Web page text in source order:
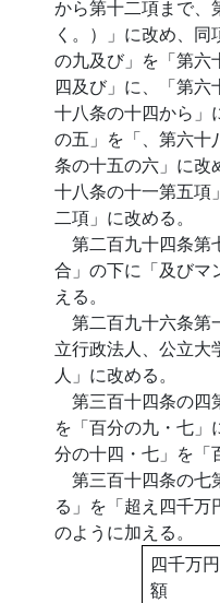
から第十二項まで、
く。）」に改め、
の九及び」を「第六
四及び」に、「第
十八条の十四から」
の五」を「、第六十
条の十五の六」に改
十八条の十一第五項
二項」に改める。
第二百九十四条第
合」の下に「及びマ
える。
第二百九十六条第
立行政法人、公立大
人」に改める。
第三百十四条の四
を「百分の九・七
分の十四・七」を「
第三百十四条の七
る」を「超え四千万
のように加える。
四千万
額